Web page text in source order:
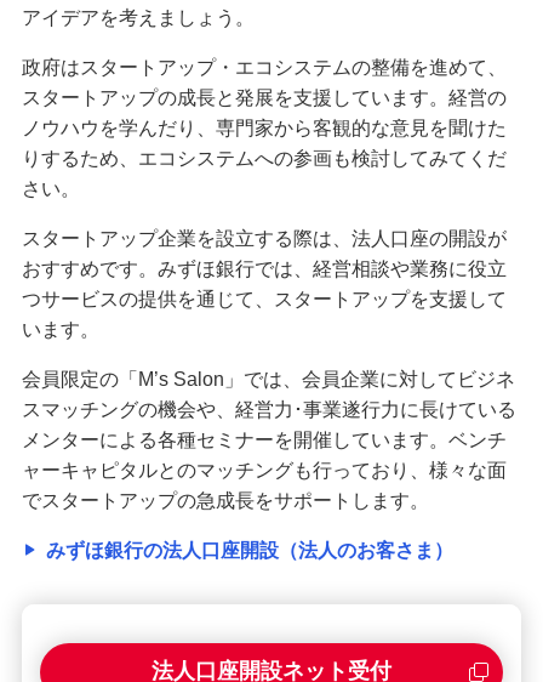
アイデアを考えましょう。
政府はスタートアップ・エコシステムの整備を進めて、
スタートアップの成長と発展を支援しています。経営の
ノウハウを学んだり、専門家から客観的な意見を聞けた
りするため、エコシステムへの参画も検討してみてくだ
さい。
スタートアップ企業を設立する際は、法人口座の開設が
おすすめです。みずほ銀行では、経営相談や業務に役立
つサービスの提供を通じて、スタートアップを支援して
います。
会員限定の「M’s Salon」では、会員企業に対してビジネ
スマッチングの機会や、経営力･事業遂行力に長けている
メンターによる各種セミナーを開催しています。ベンチ
ャーキャピタルとのマッチングも行っており、様々な面
でスタートアップの急成長をサポートします。
みずほ銀行の法人口座開設（法人のお客さま）
法人口座開設ネット受付